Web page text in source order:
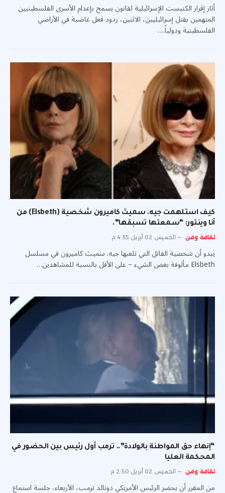
أثار إقرار الكنيست الإسرائيلية لقانون يسمح بإعدام الأسرى الفلسطينيين
المتهمين بقتل إسرائيليين، الاثنين، ردود فعل غاضبة في الأراضي
الفلسطينية ودولياً.…
كيف استلهمت جيه. سميث كاميرون شخصية (Elsbeth) من
آنا وينتور: “سمعتها تسبقها”.
ثقافة وفن الخميس 02 أبريل 4:35 م
يبدو أن شخصية القاتل التي تلعبها جيه. سميث كاميرون في مسلسل
Elsbeth مألوفة بعض الشيء – على الأقل بالنسبة للمشاهدين…
“إنهاء حق المواطنة بالولادة”.. ترمب أول رئيس بين الحضور في
المحكمة العليا
ثقافة وفن الخميس 02 أبريل 2:50 م
من المقرر أن يحضر الرئيس الأمريكي دونالد ترمب، الأربعاء، جلسة استماع